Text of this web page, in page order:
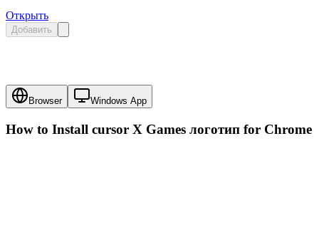
Открыть
Добавить
Browser Windows App
How to Install cursor X Games логотип for Chrome